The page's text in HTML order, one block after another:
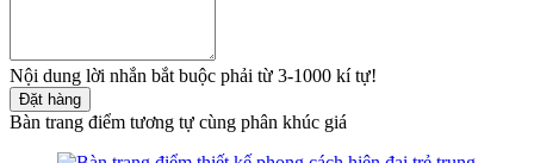
Nội dung lời nhắn bắt buộc phải từ 3-1000 kí tự!
Đặt hàng
Bàn trang điểm tương tự cùng phân khúc giá